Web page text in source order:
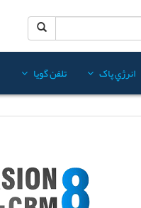
انرژي پاک تلفن گويا